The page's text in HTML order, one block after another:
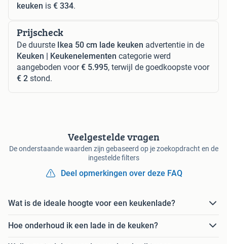
keuken is € 334.
Prijscheck
De duurste Ikea 50 cm lade keuken advertentie in de
Keuken | Keukenelementen categorie werd
aangeboden voor€ 5.995, terwijl de goedkoopste voor
€ 2 stond.
Veelgestelde vragen
De onderstaande waarden zijn gebaseerd op je zoekopdracht en de
ingestelde filters
Deel opmerkingen over deze FAQ
Wat is de ideale hoogte voor een keukenlade?
Hoe onderhoud ik een lade in de keuken?